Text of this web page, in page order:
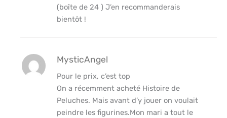
(boîte de 24 ) J’en recommanderais
bientôt !
MysticAngel
Pour le prix, c’est top
On a récemment acheté Histoire de
Peluches. Mais avant d’y jouer on voulait
peindre les figurines.Mon mari a tout le